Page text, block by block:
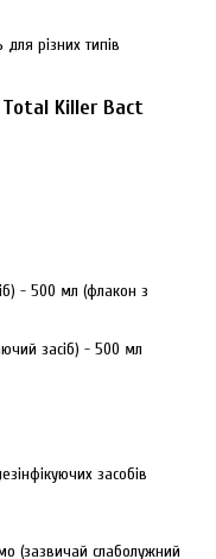
для різних типів
Total Killer Bact
- 500 мл (флакон з
засіб) - 500 мл
засобів
(зазвичай слаболужний